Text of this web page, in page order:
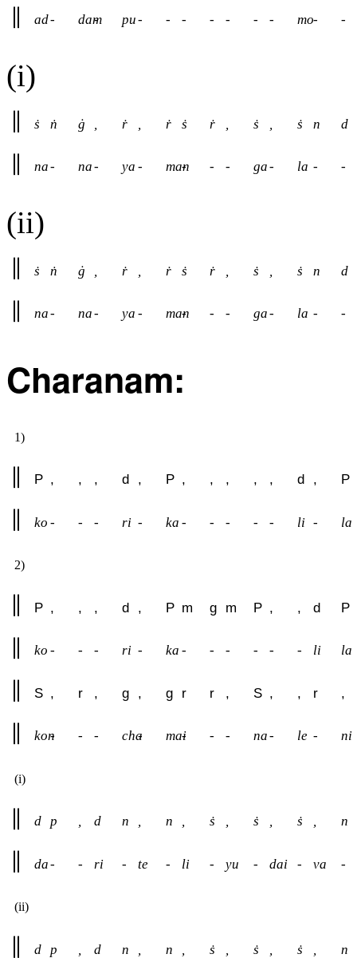
ad- dam
- pu- - - - - - - mo- -
(i)
ṡ ṅ ġ , ṙ , ṙ ṡ ṙ , ṡ , ṡ n d
na- na- ya - man
- - - ga- la - -
(ii)
ṡ ṅ ġ , ṙ , ṙ ṡ ṙ , ṡ , ṡ n d
na- na- ya - man
- - - ga- la - -
Charanam:
1)
P , , , d , P , , , , , d , P
ko - - - ri - ka - - - - - li - la
2)
P , , , d , P m g m P , , d P
ko - - - ri - ka - - - - - - li la
S , r , g , g r r , S , , r ,
kon
- - - cha
- mai
- - - na- le - ni
(i)
d p , d n , n , ṡ , ṡ , ṡ , n
da- - ri - te - li - yu - dai - va -
(ii)
d p d n n ṡ ṡ ṡ n